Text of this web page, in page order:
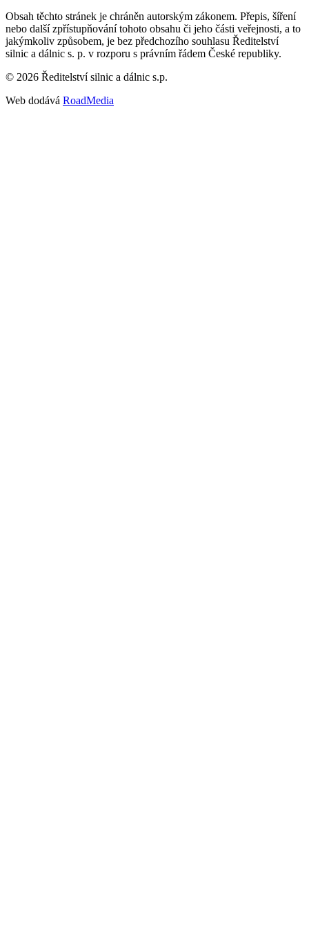
Obsah těchto stránek je chráněn autorským zákonem. Přepis, šíření
nebo další zpřístupňování tohoto obsahu či jeho části veřejnosti, a to
jakýmkoliv způsobem, je bez předchozího souhlasu Ředitelství
silnic a dálnic s. p. v rozporu s právním řádem České republiky.
© 2026 Ředitelství silnic a dálnic s.p.
Web dodává RoadMedia